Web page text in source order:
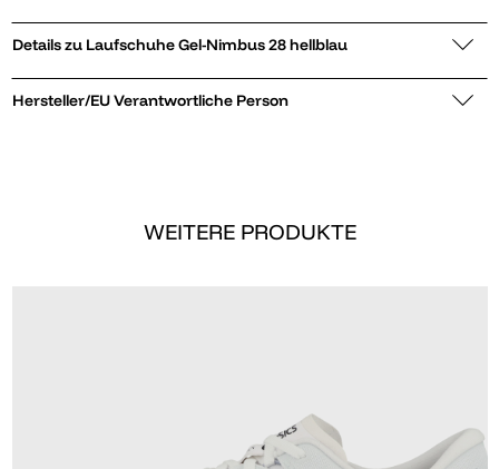
Details zu Laufschuhe Gel-Nimbus 28 hellblau
Hersteller/EU Verantwortliche Person
WEITERE PRODUKTE